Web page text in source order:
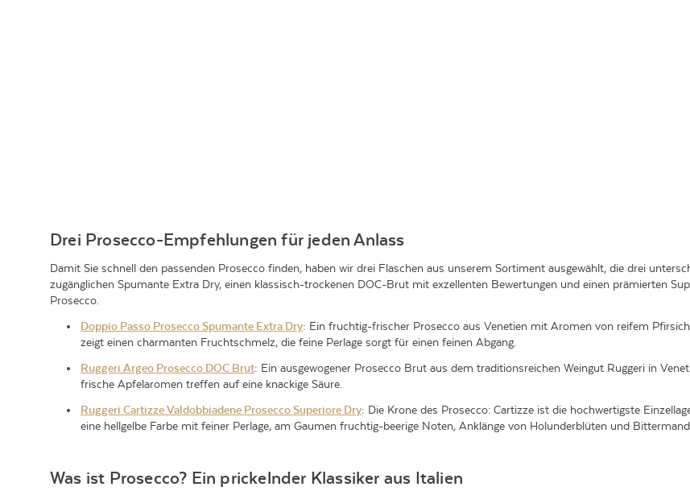
Drei Prosecco-Empfehlungen für jeden Anlass
Damit Sie schnell den passenden Prosecco finden, haben wir drei Flaschen aus unserem Sortiment ausgewählt, die drei
zugänglichen Spumante Extra Dry, einen klassisch-trockenen DOC-Brut mit exzellenten Bewertungen und einen prämierten
Prosecco.
Doppio Passo Prosecco Spumante Extra Dry: Ein fruchtig-frischer Prosecco aus Venetien mit Aromen von reifem
zeigt einen charmanten Fruchtschmelz, die feine Perlage sorgt für einen feinen Abgang.
Ruggeri Argeo Prosecco DOC Brut: Ein ausgewogener Prosecco Brut aus dem traditionsreichen Weingut Ruggeri in
frische Apfelaromen treffen auf eine knackige Säure.
Ruggeri Cartizze Valdobbiadene Prosecco Superiore Dry: Die Krone des Prosecco: Cartizze ist die hochwertigste
eine hellgelbe Farbe mit feiner Perlage, am Gaumen fruchtig-beerige Noten, Anklänge von Holunderblüten und
Was ist Prosecco? Ein prickelnder Klassiker aus Italien